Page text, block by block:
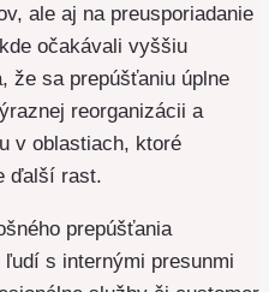
ale aj na preusporiadanie
očakávali vyššiu
že sa prepúšťaniu úplne
reorganizácii a
v oblastiach, ktoré
ďalší rast.
prepúšťania
s internými presunmi